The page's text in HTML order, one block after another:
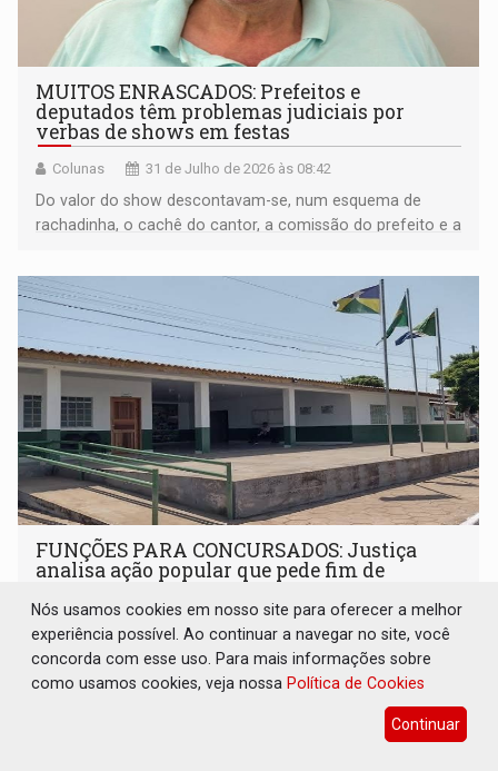
MUITOS ENRASCADOS: Prefeitos e
deputados têm problemas judiciais por
verbas de shows em festas
Colunas 31 de Julho de 2026 às 08:42
Do valor do show descontavam-se, num esquema de
rachadinha, o cachê do cantor, a comissão do prefeito e a
FUNÇÕES PARA CONCURSADOS: Justiça
analisa ação popular que pede fim de
processos seletivos em Pimenteiras
Concursos 30 de Julho de 2026 às 14:38
A ação popular continuará tramitando e a legalidade dos
processos seletivos será analisada após a manifestação
Nós usamos cookies em nosso site para oferecer a melhor
experiência possível. Ao continuar a navegar no site, você
concorda com esse uso. Para mais informações sobre
como usamos cookies, veja nossa Política de Cookies
Continuar